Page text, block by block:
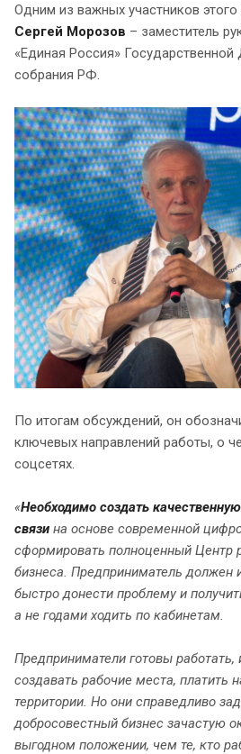
Одним из важных участников этого
Сергей Морозов – заместитель
«Единая Россия»
собрания РФ.
По итогам обсуждений, он
ключевых направлений работы, о
соцсетях.
«Необходимо создать
связи на основе современной
сформировать полноценный Центр
бизнеса. Предприниматель должен
быстро донести проблему и
а не годами ходить по кабинетам.
Предприниматели готовы работать,
создавать рабочие места, платить
территории. Но они справедливо
добросовестный бизнес зачастую
выгодном положении, чем те, кто